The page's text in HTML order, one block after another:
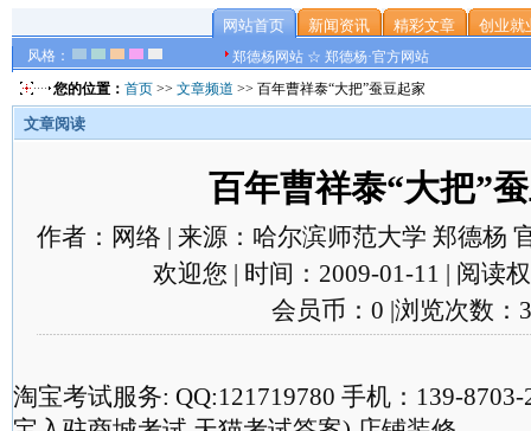
风格：
网站首页 新闻资讯 精彩文章 创业就
郑德杨网站 ☆ 郑德杨·官方网站
您的位置： 首页 >> 文章频道 >> 百年曹祥泰“大把”蚕豆起家
文章阅读
百年曹祥泰“大把”
作者：网络 | 来源：哈尔滨师范大学 郑德杨
欢迎您 | 时间：2009-01-11 | 阅读
会员币：0 |浏览次数：
淘宝考试服务: QQ:121719780 手机：139-